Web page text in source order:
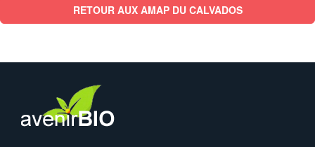
RETOUR AUX AMAP DU CALVADOS